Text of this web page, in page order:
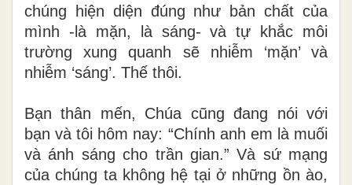
chúng hiện diện đúng như bản chất của
mình -là mặn, là sáng- và tự khắc môi
trường xung quanh sẽ nhiễm ‘mặn’ và
nhiễm ‘sáng’. Thế thôi.
Bạn thân mến, Chúa cũng đang nói với
bạn và tôi hôm nay: “Chính anh em là muối
và ánh sáng cho trần gian.” Và sứ mạng
của chúng ta không hệ tại ở những ồn ào,